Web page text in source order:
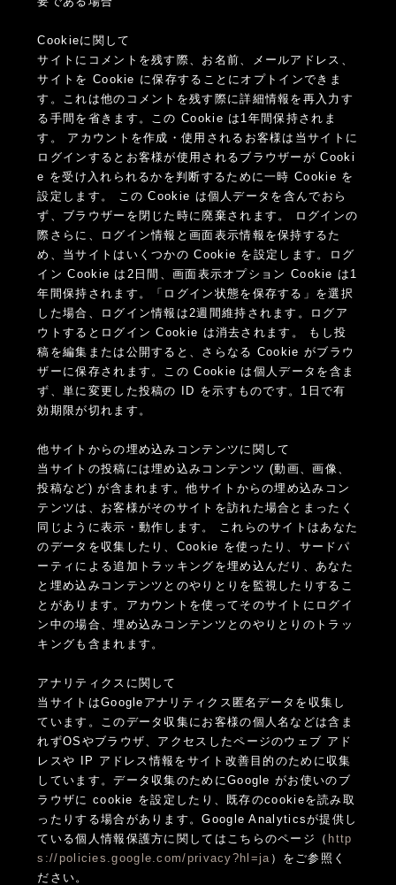
Cookieに関して
サイトにコメントを残す際、お名前、メールアドレス、
サイトを Cookie に保存することにオプトインできま
す。これは他のコメントを残す際に詳細情報を再入力す
る手間を省きます。この Cookie は1年間保持されま
す。 アカウントを作成・使用されるお客様は当サイトに
ログインするとお客様が使用されるブラウザーが Cooki
e を受け入れられるかを判断するために一時 Cookie を
設定します。 この Cookie は個人データを含んでおら
ず、ブラウザーを閉じた時に廃棄されます。 ログインの
際さらに、ログイン情報と画面表示情報を保持するた
め、当サイトはいくつかの Cookie を設定します。ログ
イン Cookie は2日間、画面表示オプション Cookie は1
年間保持されます。「ログイン状態を保存する」を選択
した場合、ログイン情報は2週間維持されます。ログア
ウトするとログイン Cookie は消去されます。 もし投
稿を編集または公開すると、さらなる Cookie がブラウ
ザーに保存されます。この Cookie は個人データを含ま
ず、単に変更した投稿の ID を示すものです。1日で有
効期限が切れます。
他サイトからの埋め込みコンテンツに関して
当サイトの投稿には埋め込みコンテンツ (動画、画像、
投稿など) が含まれます。他サイトからの埋め込みコン
テンツは、お客様がそのサイトを訪れた場合とまったく
同じように表示・動作します。 これらのサイトはあなた
のデータを収集したり、Cookie を使ったり、サードパ
ーティによる追加トラッキングを埋め込んだり、あなた
と埋め込みコンテンツとのやりとりを監視したりするこ
とがあります。アカウントを使ってそのサイトにログイ
ン中の場合、埋め込みコンテンツとのやりとりのトラッ
キングも含まれます。
アナリティクスに関して
当サイトはGoogleアナリティクス匿名データを収集し
ています。このデータ収集にお客様の個人名などは含ま
れずOSやブラウザ、アクセスしたページのウェブ アド
レスや IP アドレス情報をサイト改善目的のために収集
しています。データ収集のためにGoogle がお使いのブ
ラウザに cookie を設定したり、既存のcookieを読み取
ったりする場合があります。Google Analyticsが提供し
ている個人情報保護方に関してはこちらのページ（ http
s://policies.google.com/privacy?hl=ja ）をご参照く
ださい。